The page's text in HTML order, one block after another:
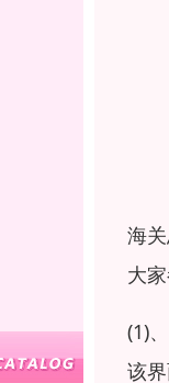
海
大
(1)
该